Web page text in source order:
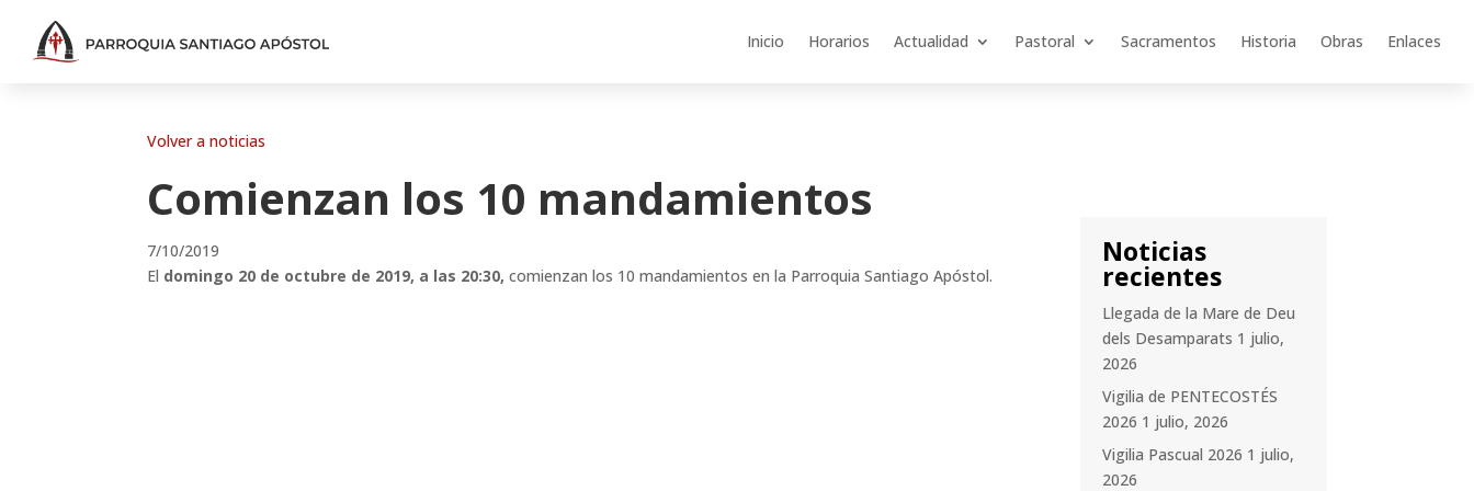
Inicio Horarios Actualidad Pastoral Sacramentos Historia Obras Enlaces
Volver a noticias
Comienzan los 10 mandamientos
7/10/2019
El domingo 20 de octubre de 2019, a las 20:30,comienzan los 10 mandamientos en la Parroquia Santiago Apóstol.
Noticias
recientes
Llegada de la Mare de Deu
dels Desamparats 1 julio,
2026
Vigilia de PENTECOSTÉS
2026 1 julio, 2026
Vigilia Pascual 2026 1 julio,
2026